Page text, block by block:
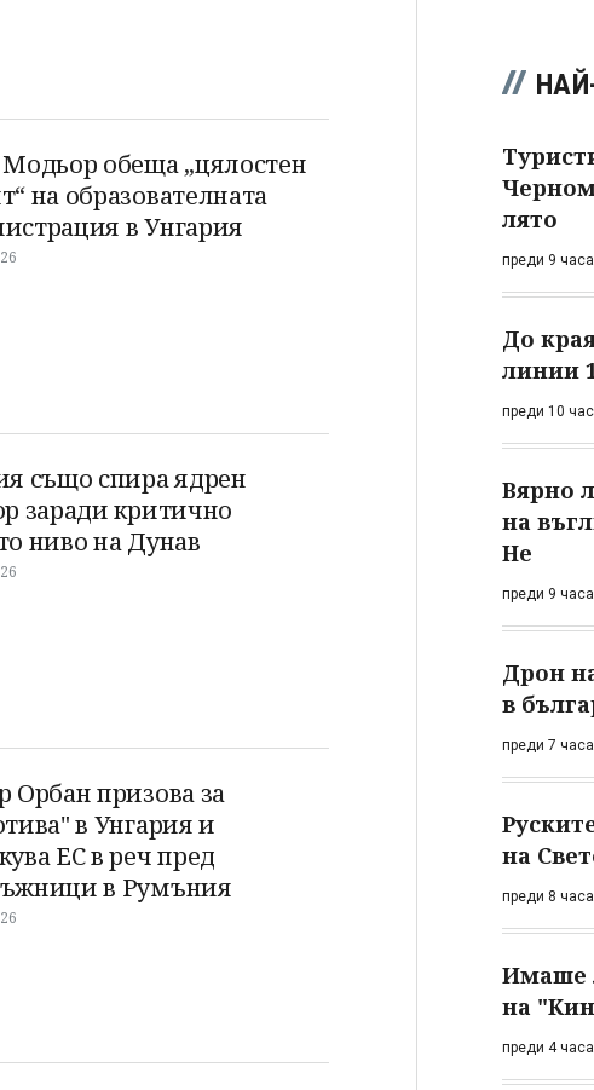
обеща „цялостен
на образователната
в Унгария
също спира ядрен
заради критично
ниво на Дунав
Орбан призова за
в Унгария и
ЕС в реч пред
в Румъния
лято
преди 9 часа
До
линии
преди 10
Вярно
на
Не
преди 9 часа
Дрон
в
преди 7 часа
на
преди 8 часа
Имаше
на
преди 4 часа